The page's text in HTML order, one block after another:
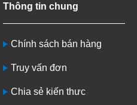
Thông tin chung
Chính sách bán hàng
Truy vấn đơn
Chia sẻ kiến thưc